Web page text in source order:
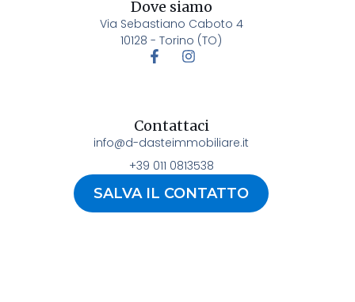
Dove siamo
Via Sebastiano Caboto 4
10128 - Torino (TO)
Contattaci
info@d-dasteimmobiliare.it
+39 011 0813538
SALVA IL CONTATTO